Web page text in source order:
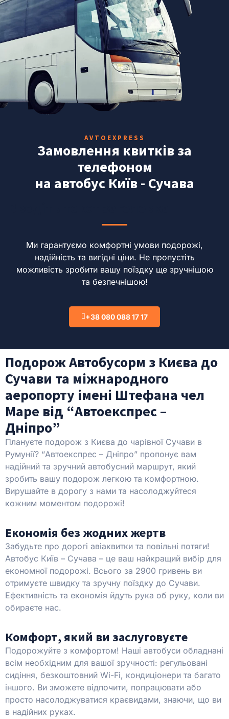
AVTOEXPRESS
Замовлення квитків за
телефоном
на автобус Київ - Сучава
Ми гарантуємо комфортні умови подорожі,
надійність та вигідні ціни. Не пропустіть
можливість зробити вашу поїздку ще зручнішою
та безпечнішою!
+38 080 088 17 17
Подорож Автобусорм з Києва до
Сучави та міжнародного
аеропорту імені Штефана чел
Маре від “Автоекспрес –
Дніпро”
Плануєте подорож з Києва до чарівної Сучави в
Румунії? “Автоекспрес – Дніпро” пропонує вам
надійний та зручний автобусний маршрут, який
зробить вашу подорож легкою та комфортною.
Вирушайте в дорогу з нами та насолоджуйтеся
кожним моментом подорожі!
Економія без жодних жертв
Забудьте про дорогі авіаквитки та повільні потяги!
Автобус Київ – Сучава – це ваш найкращий вибір для
економної подорожі. Всього за 2900 гривень ви
отримуєте швидку та зручну поїздку до Сучави.
Ефективність та економія йдуть рука об руку, коли ви
обираєте нас.
Комфорт, який ви заслуговуєте
Подорожуйте з комфортом! Наші автобуси обладнані
всім необхідним для вашої зручності: регульовані
сидіння, безкоштовний Wi-Fi, кондиціонери та багато
іншого. Ви зможете відпочити, попрацювати або
просто насолоджуватися краєвидами, знаючи, що ви
в надійних руках.